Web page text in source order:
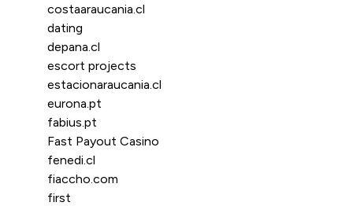
costaaraucania.cl
dating
depana.cl
escort projects
estacionaraucania.cl
eurona.pt
fabius.pt
Fast Payout Casino
fenedi.cl
fiaccho.com
first